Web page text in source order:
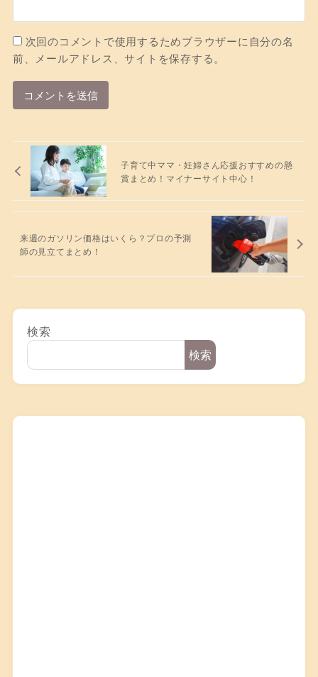
次回のコメントで使用するためブラウザーに自分の名
前、メールアドレス、サイトを保存する。
子育て中ママ・妊婦さん応援おすすめの懸
賞まとめ！マイナーサイト中心！
来週のガソリン価格はいくら？プロの予測
師の見立てまとめ！
検索
検索